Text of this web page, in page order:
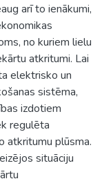
arī to ienākumi,
no kuriem lielu
atkritumi. Lai
elektrisko un
sistēma,
izdotiem
regulēta
atkritumu plūsma.
situāciju